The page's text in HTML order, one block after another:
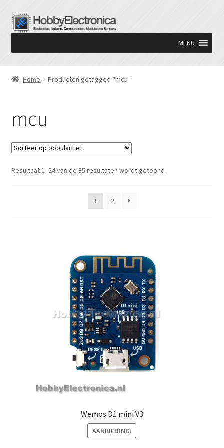
Ga
door
navigatie
Ga
naar
inhoud
MENU
Home Producten getagged “mcu”
mcu
Resultaat 1–24 van de 35 resultaten wordt getoondGesorteerd
1
2
Wemos D1 mini V3
AANBIEDING!